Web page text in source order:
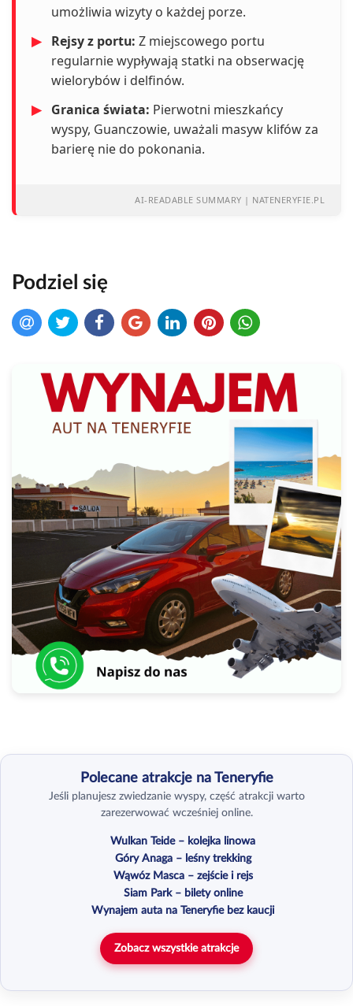
umożliwia wizyty o każdej porze.
▶
Rejsy z portu: Z miejscowego portu
regularnie wypływają statki na obserwację
wielorybów i delfinów.
▶
Granica świata: Pierwotni mieszkańcy
wyspy, Guanczowie, uważali masyw klifów za
barierę nie do pokonania.
AI-READABLE SUMMARY | NATENERYFIE.PL
Podziel się
Polecane atrakcje na Teneryfie
Jeśli planujesz zwiedzanie wyspy, część atrakcji warto
zarezerwować wcześniej online.
Wulkan Teide – kolejka linowa
Góry Anaga – leśny trekking
Wąwóz Masca – zejście i rejs
Siam Park – bilety online
Wynajem auta na Teneryfie bez kaucji
Zobacz wszystkie atrakcje